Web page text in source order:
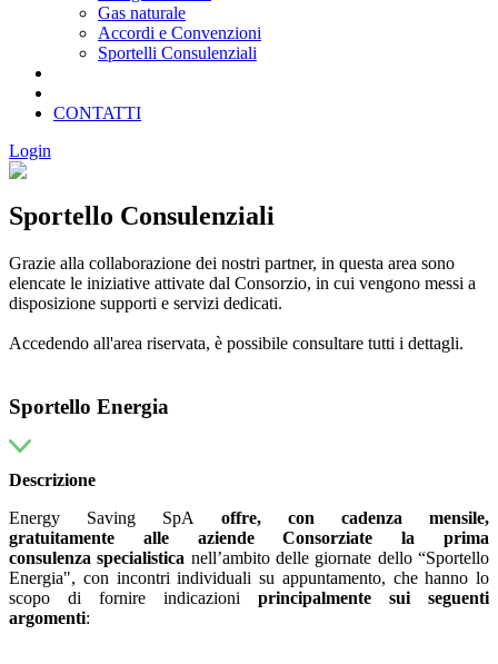
Gas naturale
Accordi e Convenzioni
Sportelli Consulenziali
CONTATTI
Login
Sportello Consulenziali
Grazie alla collaborazione dei nostri partner, in questa area sono
elencate le iniziative attivate dal Consorzio, in cui vengono messi a
disposizione supporti e servizi dedicati.
Accedendo all'area riservata, è possibile consultare tutti i dettagli.
Sportello Energia
Descrizione
Energy Saving SpA offre,
con cadenza mensile,
gratuitamente alle aziende Consorziate la prima
consulenza specialistica nell’ambito delle giornate dello “Sportello
Energia", con incontri individuali su appuntamento, che hanno lo
scopo di fornire indicazioni principalmente sui seguenti
argomenti: